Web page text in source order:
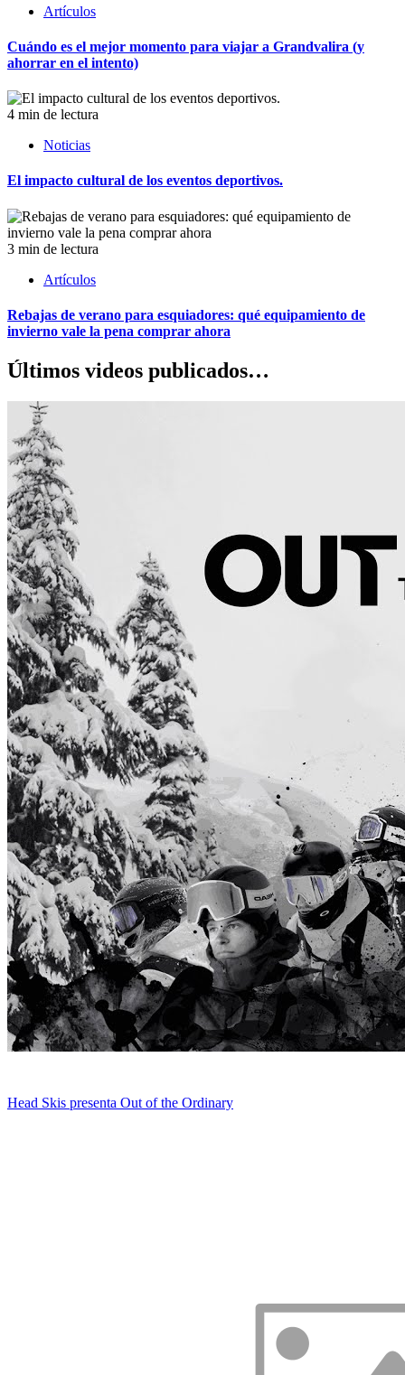
Artículos
Cuándo es el mejor momento para viajar a Grandvalira (y
ahorrar en el intento)
4 min de lectura
Noticias
El impacto cultural de los eventos deportivos.
3 min de lectura
Artículos
Rebajas de verano para esquiadores: qué equipamiento de
invierno vale la pena comprar ahora
Últimos videos publicados…
Head Skis presenta Out of the Ordinary